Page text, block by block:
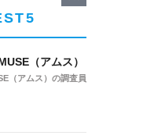
（アムス）
（アムス）の調査員